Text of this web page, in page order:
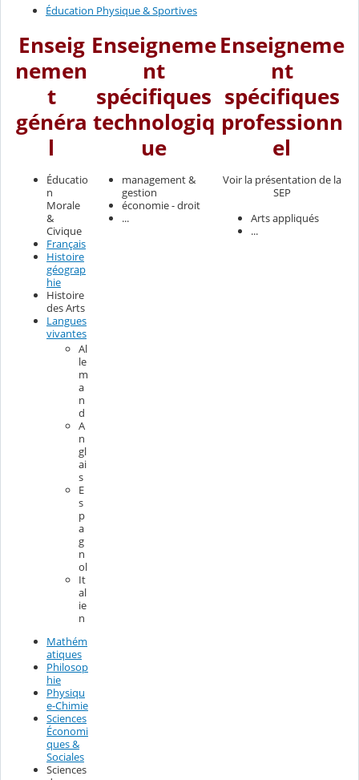
Éducation Physique & Sportives
Enseig
nemen
t
généra
l
Enseigneme
nt
spécifiques
technologiq
ue
Enseigneme
nt
spécifiques
professionn
el
Éducatio
n
Morale
&
Civique
Français
Histoire
géograp
hie
Histoire
des Arts
Langues
vivantes
Al
le
m
a
n
d
A
n
gl
ai
s
E
s
p
a
g
n
ol
It
al
ie
n
Mathém
atiques
Philosop
hie
Physiqu
e-Chimie
Sciences
Économi
ques &
Sociales
Sciences
management &
gestion
économie - droit
...
Voir la présentation de la
SEP
Arts appliqués
...